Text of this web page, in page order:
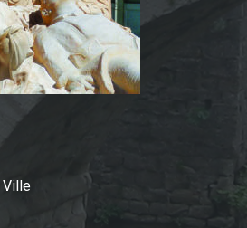
Ville